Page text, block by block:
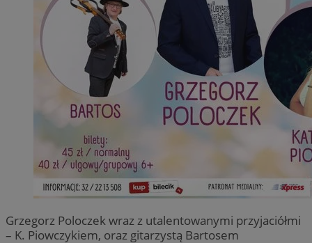
Grzegorz Poloczek wraz z utalentowanymi przyjaciółmi
– K. Piowczykiem, oraz gitarzystą Bartosem